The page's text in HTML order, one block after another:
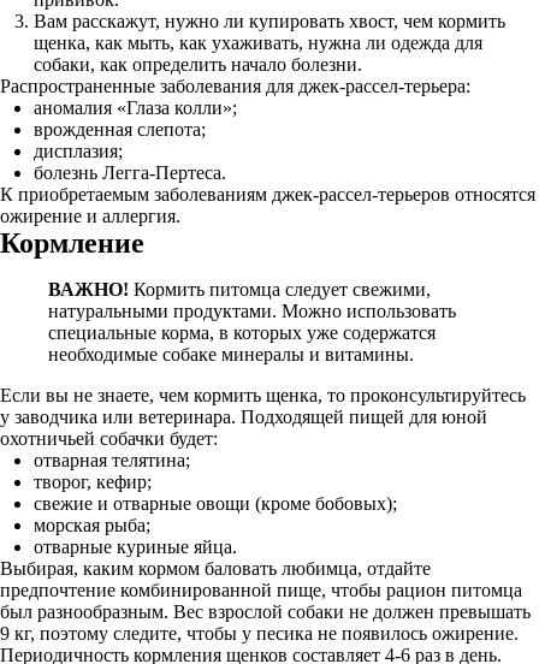
Вам расскажут, нужно ли купировать хвост, чем кормить
щенка, как мыть, как ухаживать, нужна ли одежда для
собаки, как определить начало болезни.
Распространенные заболевания для джек-рассел-терьера:
аномалия «Глаза колли»;
врожденная слепота;
дисплазия;
болезнь Легга-Пертеса.
К приобретаемым заболеваниям джек-рассел-терьеров относятся
ожирение и аллергия.
Кормление
ВАЖНО! Кормить питомца следует свежими,
натуральными продуктами. Можно использовать
специальные корма, в которых уже содержатся
необходимые собаке минералы и витамины.
Если вы не знаете, чем кормить щенка, то проконсультируйтесь
у заводчика или ветеринара. Подходящей пищей для юной
охотничьей собачки будет:
отварная телятина;
творог, кефир;
свежие и отварные овощи (кроме бобовых);
морская рыба;
отварные куриные яйца.
Выбирая, каким кормом баловать любимца, отдайте
предпочтение комбинированной пище, чтобы рацион питомца
был разнообразным. Вес взрослой собаки не должен превышать
9 кг, поэтому следите, чтобы у песика не появилось ожирение.
Периодичность кормления щенков составляет 4-6 раз в день.